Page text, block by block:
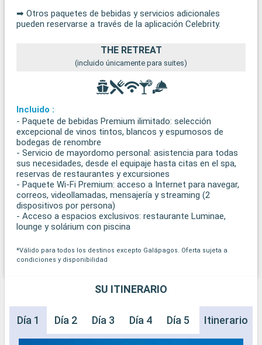
➡ Otros paquetes de bebidas y servicios adicionales
pueden reservarse a través de la aplicación Celebrity.
THE RETREAT
(incluido únicamente para suites)
Incluido :
- Paquete de bebidas Premium ilimitado: selección
excepcional de vinos tintos, blancos y espumosos de
bodegas de renombre
- Servicio de mayordomo personal: asistencia para todas
sus necesidades, desde el equipaje hasta citas en el spa,
reservas de restaurantes y excursiones
- Paquete Wi-Fi Premium: acceso a Internet para navegar,
correos, videollamadas, mensajería y streaming (2
dispositivos por persona)
- Acceso a espacios exclusivos: restaurante Luminae,
lounge y solárium con piscina
*Válido para todos los destinos excepto Galápagos. Oferta sujeta a
condiciones y disponibilidad
SU ITINERARIO
Día 1 Día 2 Día 3 Día 4 Día 5 Día 6
Itinerario